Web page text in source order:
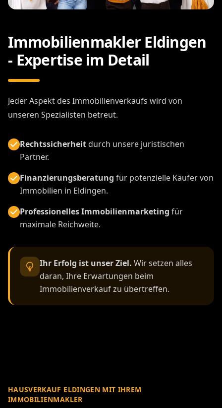
Immobilienmakler Eldingen
- Expertise im Detail
Jeder Aspekt des Immobilienverkaufs wird von
unseren Spezialisten betreut.
Rechtssicherheitdurch unsere juristischen
Partner.
Finanzierungsberatung für potenzielle Käufer von
Immobilien in Eldingen.
Professionelles Immobilienmarketing für
maximale Reichweite.
Ihr Erfolg ist unser Ziel. Wir setzen alles
daran, Ihre Erwartungen beim
Immobilienverkauf zu übertreffen.
HAUSVERKAUF ELDINGEN MIT IHREM
IMMOBILIENMAKLER